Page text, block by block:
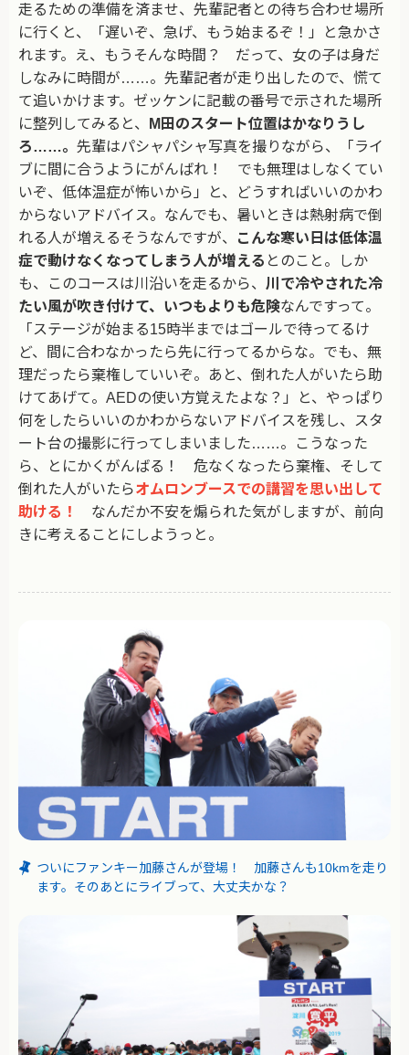
走るための準備を済ませ、先輩記者との待ち合わせ場所
に行くと、「遅いぞ、急げ、もう始まるぞ！」と急かさ
れます。え、もうそんな時間？ だって、女の子は身だ
しなみに時間が……。先輩記者が走り出したので、慌て
て追いかけます。ゼッケンに記載の番号で示された場所
に整列してみると、
M田のスタート位置はかなりうし
ろ……。 先輩はパシャパシャ写真を撮りながら、「ライ
ブに間に合うようにがんばれ！ でも無理はしなくてい
いぞ、低体温症が怖いから」と、どうすればいいのかわ
からないアドバイス。なんでも、暑いときは熱射病で倒
れる人が増えるそうなんですが、
こんな寒い日は低体温
症で動けなくなってしまう人が増える とのこと。しか
も、このコースは川沿いを走るから、 川で冷やされた冷
たい風が吹き付けて、いつもよりも危険なんですって。
「ステージが始まる15時半まではゴールで待ってるけ
ど、間に合わなかったら先に行ってるからな。でも、無
理だったら棄権していいぞ。あと、倒れた人がいたら助
けてあげて。AEDの使い方覚えたよな？」と、やっぱり
何をしたらいいのかわからないアドバイスを残し、スタ
ート台の撮影に行ってしまいました……。こうなった
ら、とにかくがんばる！ 危なくなったら棄権、そして
倒れた人がいたらオムロンブースでの講習を思い出して
助ける！
なんだか不安を煽られた気がしますが、前向
きに考えることにしようっと。
ついにファンキー加藤さんが登場！ 加藤さんも10kmを走り
ます。そのあとにライブって、大丈夫かな？